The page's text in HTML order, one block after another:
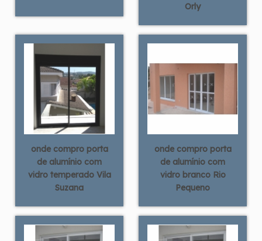
Orly
onde compro porta
de alumínio com
vidro temperado Vila
Suzana
onde compro porta
de alumínio com
vidro branco Rio
Pequeno